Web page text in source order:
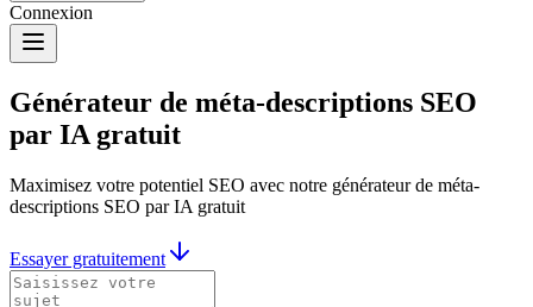
Connexion
Générateur de méta-descriptions SEO
par IA gratuit
Maximisez votre potentiel SEO avec notre générateur de méta-
descriptions SEO par IA gratuit
Essayer gratuitement